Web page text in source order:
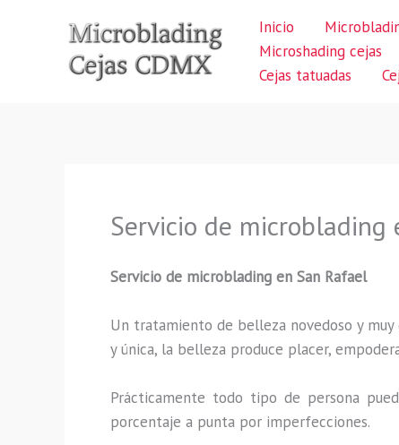
Inicio
Microshading cejas
Cejas tatuadas
Servicio de microblading
Servicio de microblading en San Rafael
Un tratamiento de belleza novedoso y
y única, la belleza produce placer,
Prácticamente todo tipo de persona
porcentaje a punta por imperfecciones.